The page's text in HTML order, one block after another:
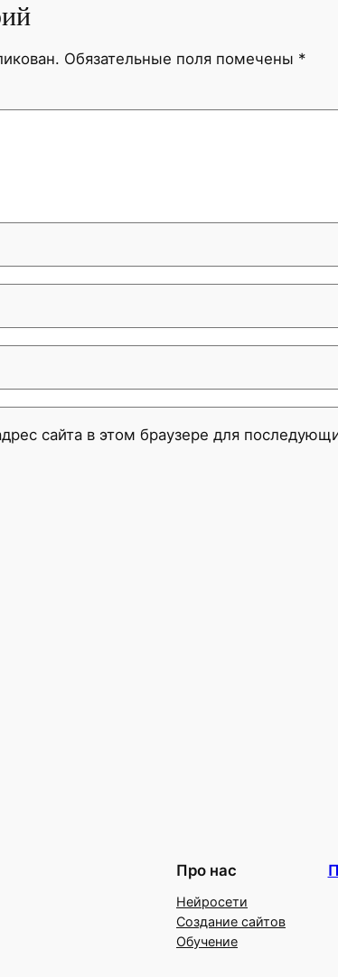
Обязательные поля помечены *
сайта в этом браузере для
Про нас
Нейросети
Создание сайтов
Обучение